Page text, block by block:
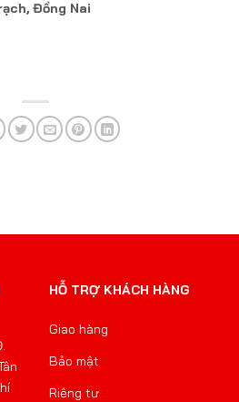
Đồng Nai
HỖ TRỢ KHÁCH HÀNG
Giao hàng
Bảo mật
Riêng tư